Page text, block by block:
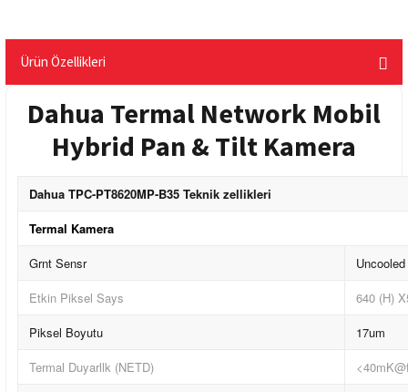
Ürün Özellikleri
Dahua Termal Network Mobil
Hybrid Pan & Tilt Kamera
Dahua TPC-PT8620MP-B35 Teknik zellikleri
Termal Kamera
Grnt Sensr
Etkin Piksel Says
640 (H)
Piksel Boyutu
17um
Termal Duyarllk (NETD)